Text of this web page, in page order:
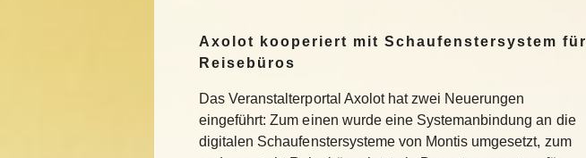
Axolot kooperiert mit Schaufenstersystem für
Reisebüros
Das Veranstalterportal Axolot hat zwei Neuerungen
eingeführt: Zum einen wurde eine Systemanbindung an die
digitalen Schaufenstersysteme von Montis umgesetzt, zum